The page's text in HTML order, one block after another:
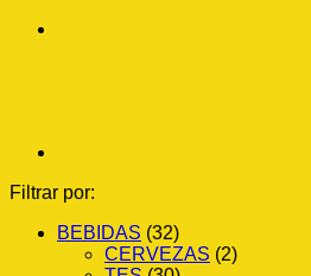
Filtrar por:
BEBIDAS (32)
CERVEZAS (2)